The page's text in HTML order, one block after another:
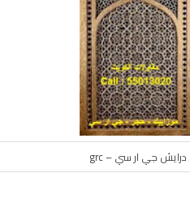
درايش جي ار سي – grc